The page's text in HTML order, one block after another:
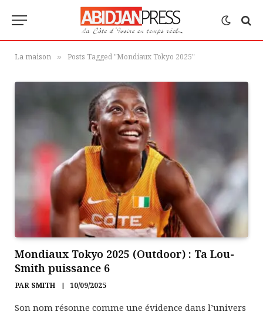
La maison » Posts Tagged "Mondiaux Tokyo 2025"
Mondiaux Tokyo 2025 (Outdoor) : Ta Lou-
Smith puissance 6
PAR SMITH 10/09/2025
Son nom résonne comme une évidence dans l’univers